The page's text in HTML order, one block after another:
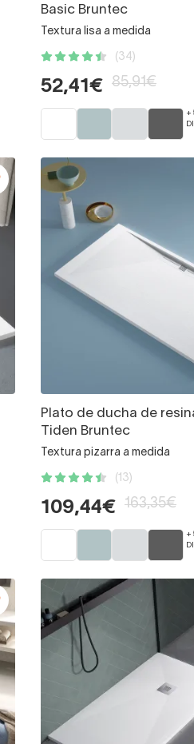
Basic Bruntec
Textura lisa a medida
(34)
52,41€ 85,91€
+
Plato de ducha de
Tiden Bruntec
Textura pizarra a medida
(13)
109,44€ 163,35€
+